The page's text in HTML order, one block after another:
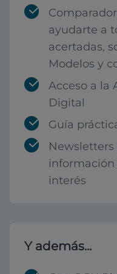
ayudarte a
acertadas,
Modelos y
Acceso a la
Digital
Guía
información
interés
Y además...